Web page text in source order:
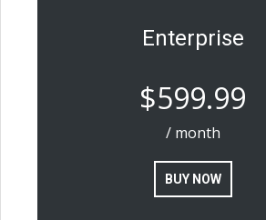
Enterprise
$599.99
/ month
BUY NOW